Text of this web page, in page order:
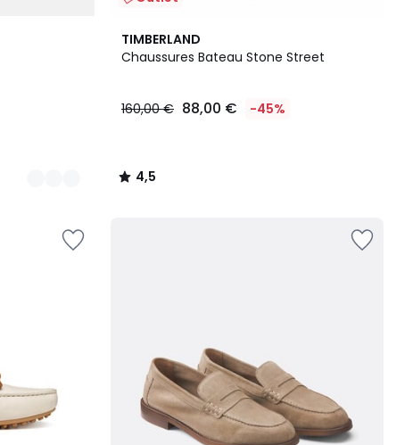
TIMBERLAND
Chaussures Bateau Stone Street
160,00 € 88,00 € -45%
4,5
/ 5
4,5
/